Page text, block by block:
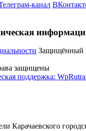
канал
Защищённый
защищены
поддержка:
Карачаевского